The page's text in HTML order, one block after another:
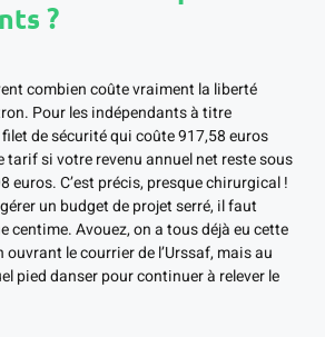
?
combien coûte vraiment la liberté
Pour les indépendants à titre
de sécurité qui coûte 917,58 euros
tarif si votre revenu annuel net reste sous
euros. C’est précis, presque chirurgical !
un budget de projet serré, il faut
centime. Avouez, on a tous déjà eu cette
le courrier de l’Urssaf, mais au
pied danser pour continuer à relever le